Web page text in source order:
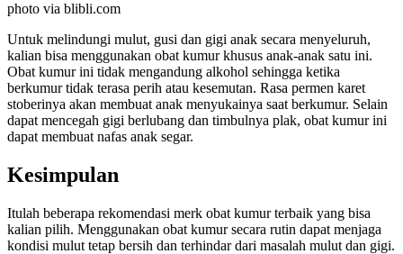
photo via blibli.com
Untuk melindungi mulut, gusi dan gigi anak secara menyeluruh,
kalian bisa menggunakan obat kumur khusus anak-anak satu ini.
Obat kumur ini tidak mengandung alkohol sehingga ketika
berkumur tidak terasa perih atau kesemutan. Rasa permen karet
stoberinya akan membuat anak menyukainya saat berkumur. Selain
dapat mencegah gigi berlubang dan timbulnya plak, obat kumur ini
dapat membuat nafas anak segar.
Kesimpulan
Itulah beberapa rekomendasi merk obat kumur terbaik yang bisa
kalian pilih. Menggunakan obat kumur secara rutin dapat menjaga
kondisi mulut tetap bersih dan terhindar dari masalah mulut dan gigi.